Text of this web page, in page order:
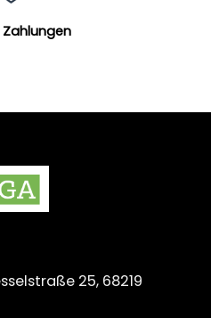
Zahlungen
25, 68219